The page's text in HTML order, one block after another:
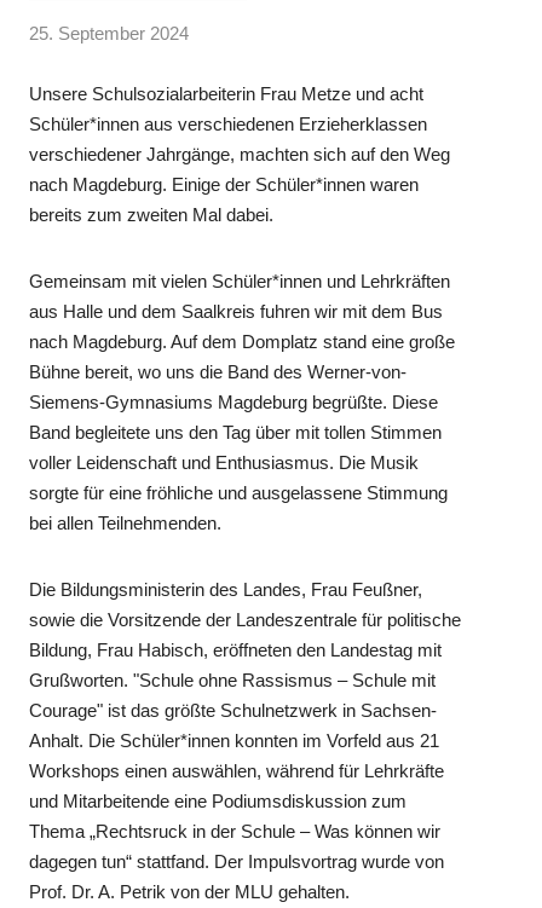
25. September 2024
Unsere Schulsozialarbeiterin Frau Metze und acht
Schüler*innen aus verschiedenen Erzieherklassen
verschiedener Jahrgänge, machten sich auf den Weg
nach Magdeburg. Einige der Schüler*innen waren
bereits zum zweiten Mal dabei.
Gemeinsam mit vielen Schüler*innen und Lehrkräften
aus Halle und dem Saalkreis fuhren wir mit dem Bus
nach Magdeburg. Auf dem Domplatz stand eine große
Bühne bereit, wo uns die Band des Werner-von-
Siemens-Gymnasiums Magdeburg begrüßte. Diese
Band begleitete uns den Tag über mit tollen Stimmen
voller Leidenschaft und Enthusiasmus. Die Musik
sorgte für eine fröhliche und ausgelassene Stimmung
bei allen Teilnehmenden.
Die Bildungsministerin des Landes, Frau Feußner,
sowie die Vorsitzende der Landeszentrale für politische
Bildung, Frau Habisch, eröffneten den Landestag mit
Grußworten. "Schule ohne Rassismus – Schule mit
Courage" ist das größte Schulnetzwerk in Sachsen-
Anhalt. Die Schüler*innen konnten im Vorfeld aus 21
Workshops einen auswählen, während für Lehrkräfte
und Mitarbeitende eine Podiumsdiskussion zum
Thema „Rechtsruck in der Schule – Was können wir
dagegen tun“ stattfand. Der Impulsvortrag wurde von
Prof. Dr. A. Petrik von der MLU gehalten.